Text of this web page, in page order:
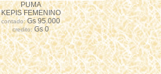
PUMA
KEPIS FEMENINO
contado:Gs 95.000
credito:Gs 0